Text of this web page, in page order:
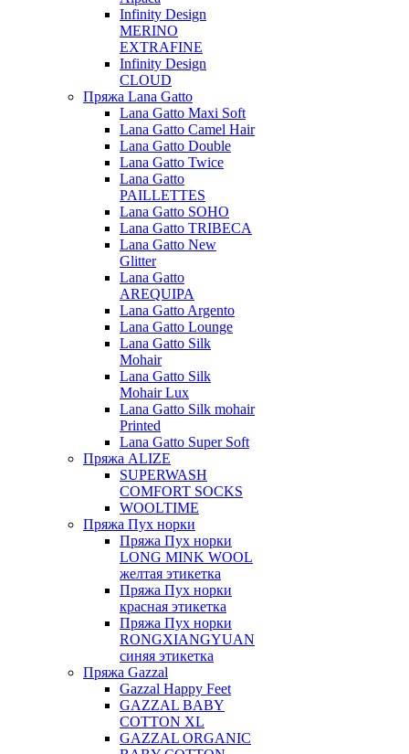
Infinity Design
MERINO
EXTRAFINE
Infinity Design
CLOUD
Пряжа Lana Gatto
Lana Gatto Maxi Soft
Lana Gatto Camel Hair
Lana Gatto Double
Lana Gatto Twice
Lana Gatto
PAILLETTES
Lana Gatto SOHO
Lana Gatto TRIBECA
Lana Gatto New
Glitter
Lana Gatto
AREQUIPA
Lana Gatto Argento
Lana Gatto Lounge
Lana Gatto Silk
Mohair
Lana Gatto Silk
Mohair Lux
Lana Gatto Silk mohair
Printed
Lana Gatto Super Soft
Пряжа ALIZE
SUPERWASH
COMFORT SOCKS
WOOLTIME
Пряжа Пух норки
Пряжа Пух норки
LONG MINK WOOL
желтая этикетка
Пряжа Пух норки
красная этикетка
Пряжа Пух норки
RONGXIANGYUAN
синяя этикетка
Пряжа Gazzal
Gazzal Happy Feet
GAZZAL BABY
COTTON XL
GAZZAL ORGANIC